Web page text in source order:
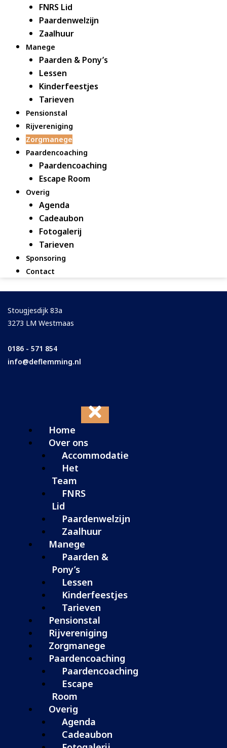
FNRS Lid
Paardenwelzijn
Zaalhuur
Manege
Paarden & Pony’s
Lessen
Kinderfeestjes
Tarieven
Pensionstal
Rijvereniging
Zorgmanege
Paardencoaching
Paardencoaching
Escape Room
Overig
Agenda
Cadeaubon
Fotogalerij
Tarieven
Sponsoring
Contact
Stougjesdijk 83a
3273 LM Westmaas
0186 - 571 854
info@deflemming.nl
Home
Over ons
Accommodatie
Het
Team
FNRS
Lid
Paardenwelzijn
Zaalhuur
Manege
Paarden &
Pony’s
Lessen
Kinderfeestjes
Tarieven
Pensionstal
Rijvereniging
Zorgmanege
Paardencoaching
Paardencoaching
Escape
Room
Overig
Agenda
Cadeaubon